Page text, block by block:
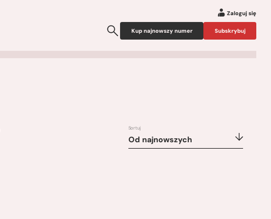
Zaloguj się
Kup najnowszy numer Subskrybuj
Sortuj
Od najnowszych